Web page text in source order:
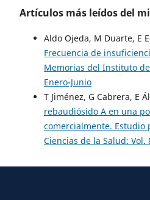
Artículos más leídos del
Aldo Ojeda, M Duarte, E
Frecuencia de
Memorias del Instituto
Enero-Junio
T Jiménez, G Cabrera, E
rebaudiósido A en una
comercialmente. Estudio
Ciencias de la Salud: Vol.